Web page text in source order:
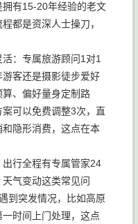
有15-20年经验的老文
都是资深人士操刀，
：专属旅游顾问1对1
客还是摄影徒步爱好
、偏好量身定制路
可以免费调整3次，直
隐形消费，这点在本
行全程有专属管家24
气变动这类常见问
到突发情况，比如高原
时间上门处理，这点